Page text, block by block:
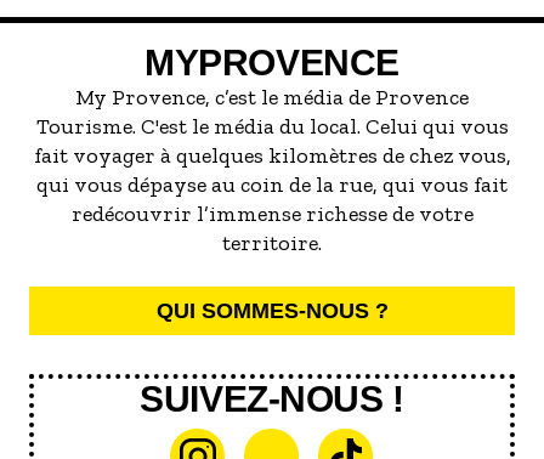
servir la meilleure...
MYPROVENCE
My Provence, c’est le média de Provence
Tourisme. C'est le média du local. Celui qui vous
fait voyager à quelques kilomètres de chez vous,
qui vous dépayse au coin de la rue, qui vous fait
redécouvrir l’immense richesse de votre
territoire.
QUI SOMMES-NOUS ?
SUIVEZ-NOUS !